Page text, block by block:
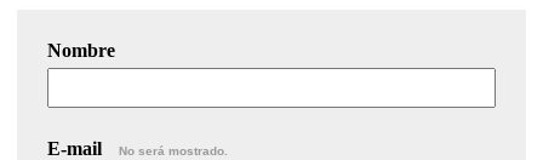
Nombre
E-mail No será mostrado.